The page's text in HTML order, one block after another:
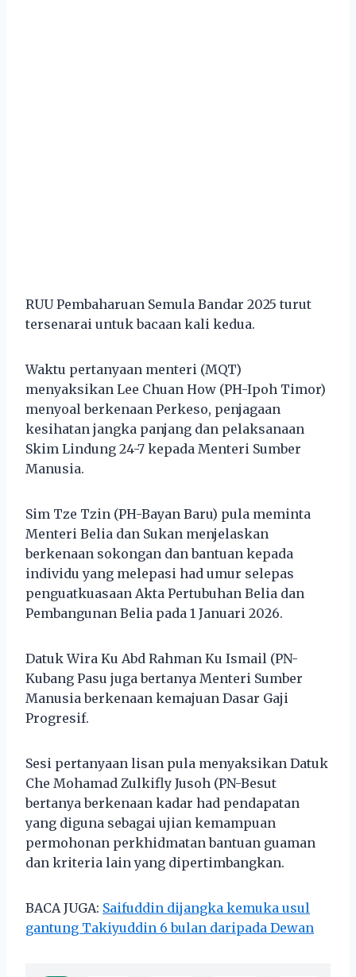
RUU Pembaharuan Semula Bandar 2025 turut
tersenarai untuk bacaan kali kedua.
Waktu pertanyaan menteri (MQT)
menyaksikan Lee Chuan How (PH-Ipoh Timor)
menyoal berkenaan Perkeso, penjagaan
kesihatan jangka panjang dan pelaksanaan
Skim Lindung 24-7 kepada Menteri Sumber
Manusia.
Sim Tze Tzin (PH-Bayan Baru) pula meminta
Menteri Belia dan Sukan menjelaskan
berkenaan sokongan dan bantuan kepada
individu yang melepasi had umur selepas
penguatkuasaan Akta Pertubuhan Belia dan
Pembangunan Belia pada 1 Januari 2026.
Datuk Wira Ku Abd Rahman Ku Ismail (PN-
Kubang Pasu juga bertanya Menteri Sumber
Manusia berkenaan kemajuan Dasar Gaji
Progresif.
Sesi pertanyaan lisan pula menyaksikan Datuk
Che Mohamad Zulkifly Jusoh (PN-Besut
bertanya berkenaan kadar had pendapatan
yang diguna sebagai ujian kemampuan
permohonan perkhidmatan bantuan guaman
dan kriteria lain yang dipertimbangkan.
BACA JUGA: Saifuddin dijangka kemuka usul
gantung Takiyuddin 6 bulan daripada Dewan